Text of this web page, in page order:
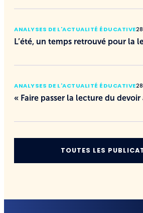
ANALYSES DE L'ACTUALITÉ ÉDUCATIVE
L’été, un temps retrouvé pour la
ANALYSES DE L'ACTUALITÉ ÉDUCATIVE
« Faire passer la lecture du devoir
TOUTES LES